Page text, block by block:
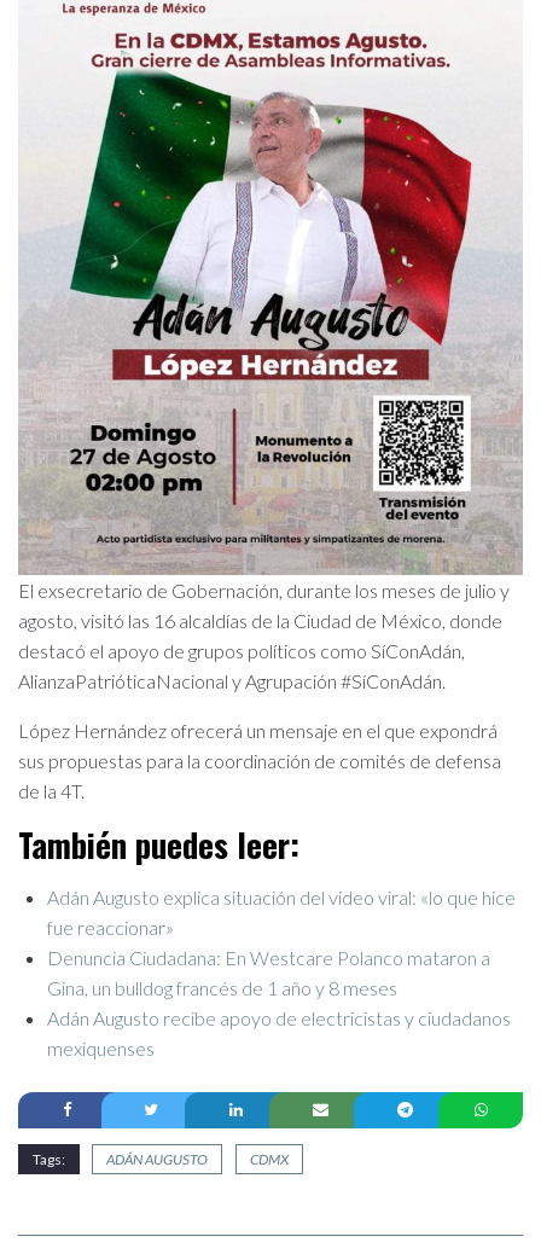
El exsecretario de Gobernación, durante los meses de julio y
agosto, visitó las 16 alcaldías de la Ciudad de México, donde
destacó el apoyo de grupos políticos como SíConAdán,
AlianzaPatrióticaNacional y Agrupación #SíConAdán.
López Hernández ofrecerá un mensaje en el que expondrá
sus propuestas para la coordinación de comités de defensa
de la 4T.
También puedes leer:
Adán Augusto explica situación del video viral: «lo que hice
fue reaccionar»
Denuncia Ciudadana: En Westcare Polanco mataron a
Gina, un bulldog francés de 1 año y 8 meses
Adán Augusto recibe apoyo de electricistas y ciudadanos
mexiquenses
Tags: ADÁN AUGUSTO CDMX